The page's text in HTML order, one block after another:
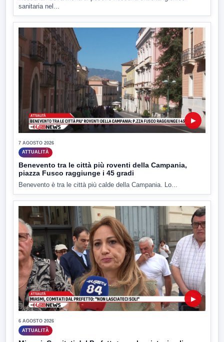
sanitaria nel...
▶
7 AGOSTO 2026
ATTUALITÀ
Benevento tra le città più roventi della Campania,
piazza Fusco raggiunge i 45 gradi
Benevento è tra le città più calde della Campania. Lo...
▶
6 AGOSTO 2026
ATTUALITÀ